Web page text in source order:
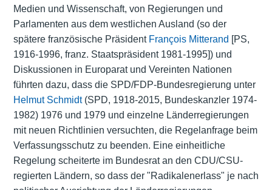
Medien und Wissenschaft, von Regierungen und
Parlamenten aus dem westlichen Ausland (so der
spätere französische Präsident François Mitterand [PS,
1916-1996, franz. Staatspräsident 1981-1995]) und
Diskussionen in Europarat und Vereinten Nationen
führten dazu, dass die SPD/FDP-Bundesregierung unter
Helmut Schmidt(SPD, 1918-2015, Bundeskanzler 1974-
1982) 1976 und 1979 und einzelne Länderregierungen
mit neuen Richtlinien versuchten, die Regelanfrage beim
Verfassungsschutz zu beenden. Eine einheitliche
Regelung scheiterte im Bundesrat an den CDU/CSU-
regierten Ländern, so dass der "Radikalenerlass" je nach